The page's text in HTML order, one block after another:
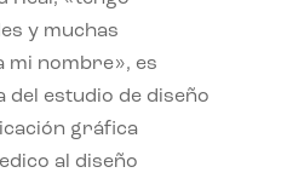
y muchas
mi nombre», es
del estudio de diseño
gráfica
al diseño